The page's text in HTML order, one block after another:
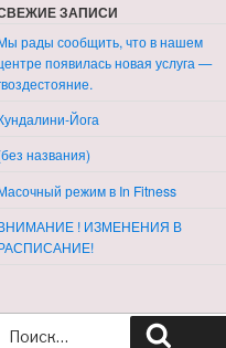
ЗАПИСИ
рады сообщить, что в нашем
появилась новая услуга —
Йога
названия)
режим в In Fitness
! ИЗМЕНЕНИЯ В